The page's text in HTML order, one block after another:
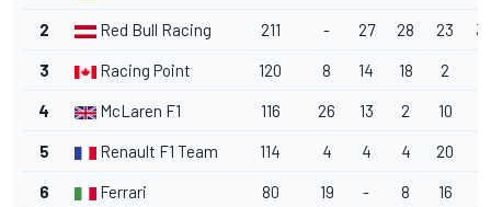
2 Red Bull Racing 211 - 27 28 23
3 Racing Point 120 8 14 18 2
4 McLaren F1 116 26 13 2 10
5 Renault F1 Team 114 4 4 4 20
6 Ferrari 80 19 - 8 16